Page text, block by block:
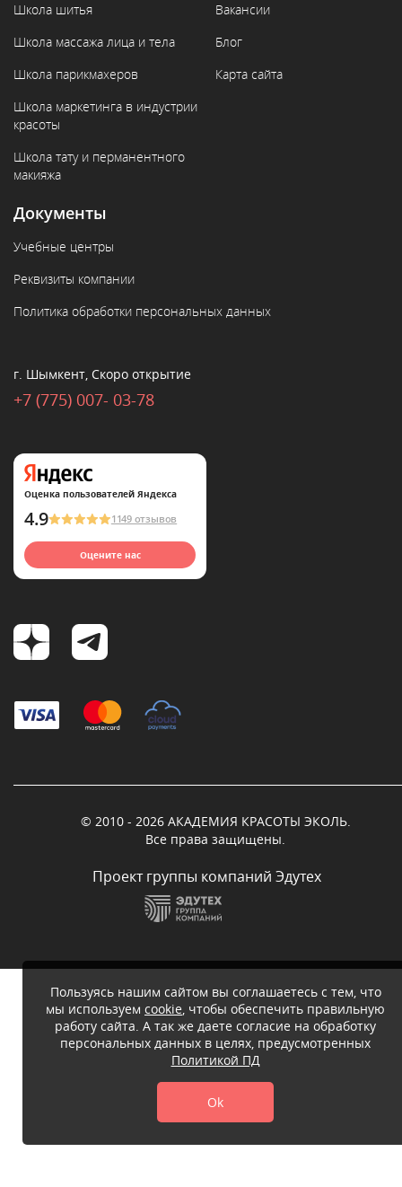
Школа шитья
Школа массажа лица и тела
Школа парикмахеров
Школа маркетинга в индустрии
красоты
Школа тату и перманентного
макияжа
Вакансии
Блог
Карта сайта
Документы
Учебные центры
Реквизиты компании
Политика обработки персональных данных
г. Шымкент, Скоро открытие
+7 (775) 007- 03-78
Оценка пользователей Яндекса
4.9 1149 отзывов
Оцените нас
© 2010 - 2026 АКАДЕМИЯ КРАСОТЫ ЭКОЛЬ.
Все права защищены.
Проект группы компаний Эдутех
Пользуясь нашим сайтом вы соглашаетесь с тем, что
мы используем cookie, чтобы обеспечить правильную
работу сайта. А так же даете согласие на обработку
персональных данных в целях, предусмотренных
Политикой ПД
Ok